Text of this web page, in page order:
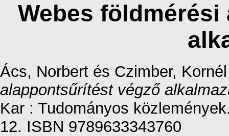
Webes
Ács, Norbert és Czimber, Kornél
alappontsűrítést végző
Kar : Tudományos
12. ISBN 9789633343760